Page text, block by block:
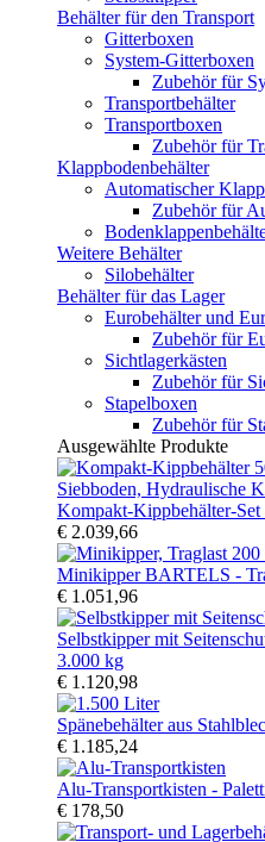
Behälter für den Transport
Gitterboxen
System-Gitterboxen
Zubehör für
Transportbehälter
Transportboxen
Zubehör für
Klappbodenbehälter
Automatischer
Zubehör für
Weitere Behälter
Silobehälter
Behälter für das Lager
Eurobehälter und
Zubehör für
Sichtlagerkästen
Zubehör für
Stapelboxen
Zubehör für
Ausgewählte Produkte
Kompakt-Kippbehälter-Set
€ 2.039,66
Minikipper BARTELS -
€ 1.051,96
Selbstkipper mit
3.000 kg
€ 1.120,98
Spänebehälter aus
€ 1.185,24
Alu-Transportkisten -
€ 178,50